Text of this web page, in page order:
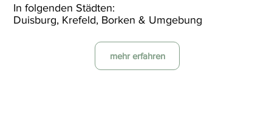
In folgenden Städten:
Duisburg, Krefeld, Borken & Umgebung
mehr erfahren